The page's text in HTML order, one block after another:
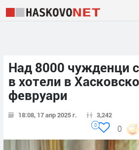
Над 8000 чужденци
в хотели в
февруари
18:08, 17 апр 2025 г. 3,242
0
0